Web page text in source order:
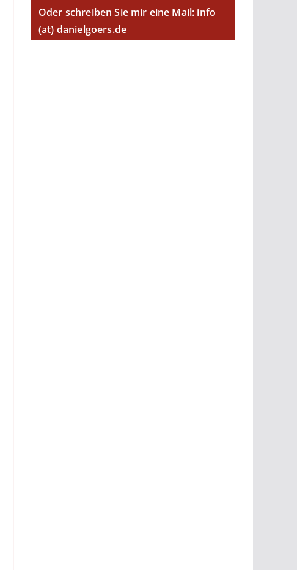
Oder schreiben Sie mir eine Mail: info
(at) danielgoers.de